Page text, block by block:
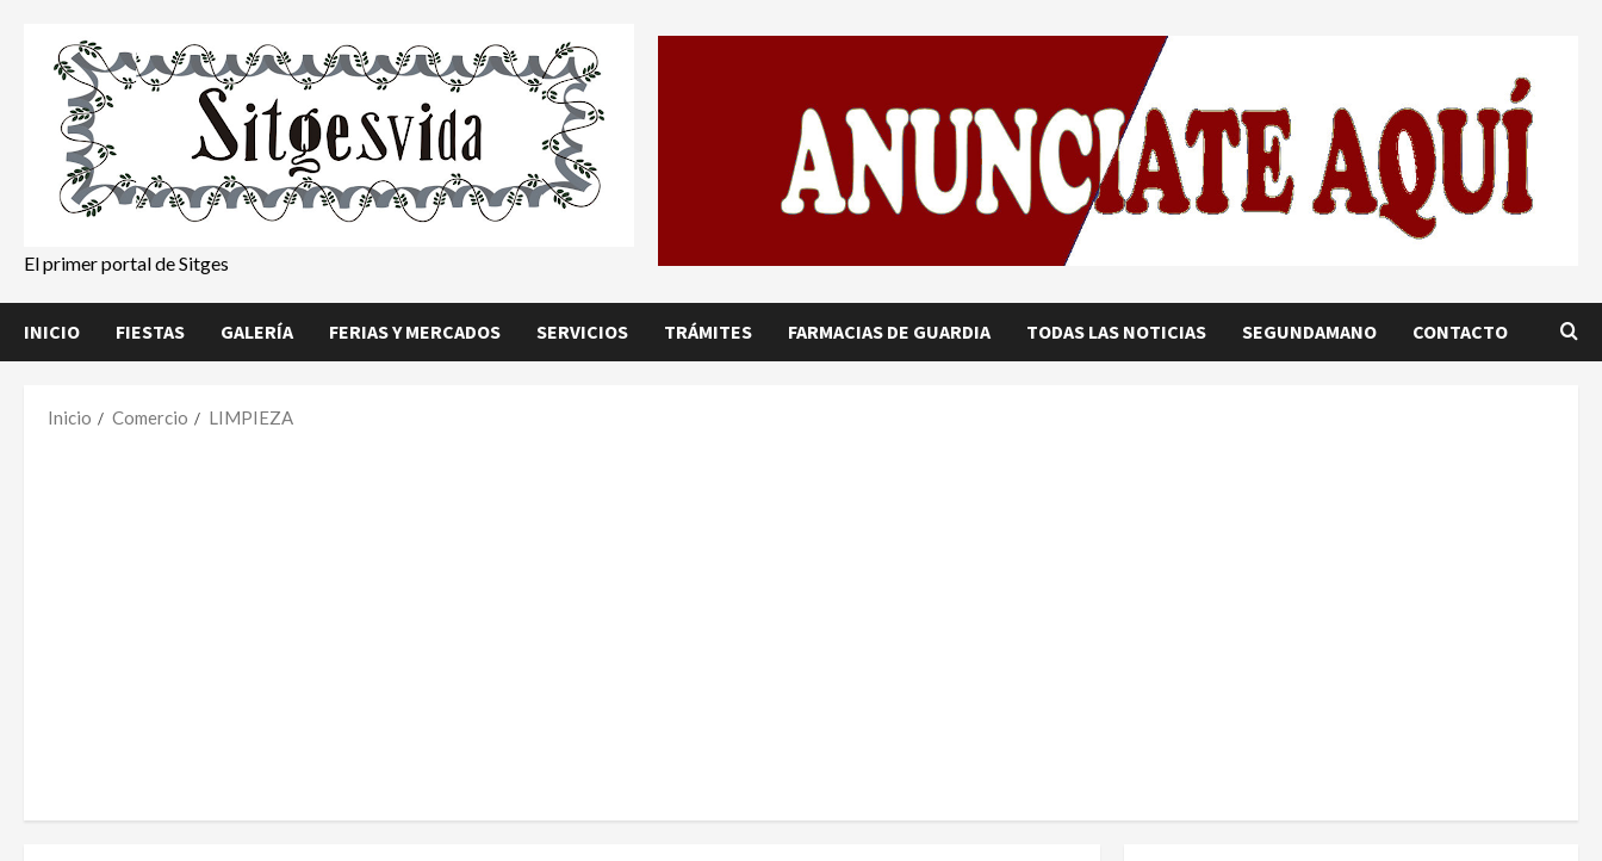
contenido
El primer portal de Sitges
INICIO FIESTAS GALERÍA FERIAS Y MERCADOS SERVICIOS TRÁMITES FARMACIAS DE GUARDIA TODAS LAS NOTICIAS SEGUNDAMANO CONTACTO
Inicio Comercio LIMPIEZA